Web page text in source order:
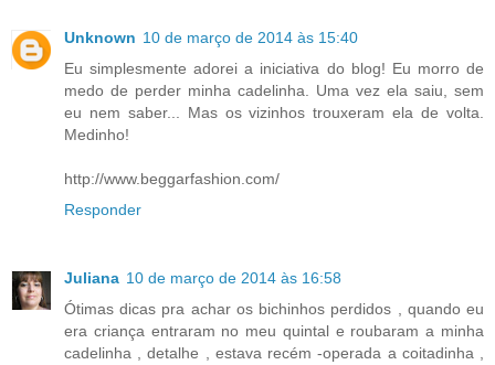
Unknown 10 de março de 2014 às 15:40
Eu simplesmente adorei a iniciativa do blog! Eu morro de
medo de perder minha cadelinha. Uma vez ela saiu, sem
eu nem saber... Mas os vizinhos trouxeram ela de volta.
Medinho!
http://www.beggarfashion.com/
Responder
Juliana 10 de março de 2014 às 16:58
Ótimas dicas pra achar os bichinhos perdidos , quando eu
era criança entraram no meu quintal e roubaram a minha
cadelinha , detalhe , estava recém -operada a coitadinha ,